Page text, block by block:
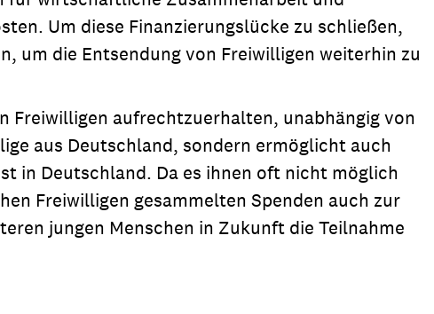
Um diese Finanzierungslücke zu schließen,
um die Entsendung von Freiwilligen weiterhin zu
Freiwilligen aufrechtzuerhalten, unabhängig von
aus Deutschland, sondern ermöglicht auch
in Deutschland. Da es ihnen oft nicht möglich
Freiwilligen gesammelten Spenden auch zur
jungen Menschen in Zukunft die Teilnahme